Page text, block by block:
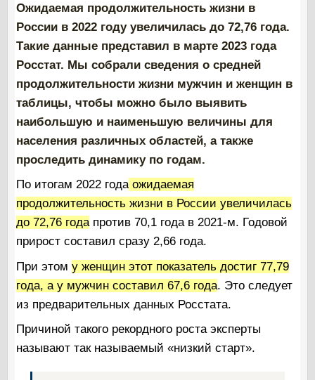
Ожидаемая продолжительность жизни в
России в 2022 году увеличилась до 72,76 года.
Такие данные представил в марте 2023 года
Росстат. Мы собрали сведения о средней
продолжительности жизни мужчин и женщин в
таблицы, чтобы можно было выявить
наибольшую и наименьшую величины для
населения различных областей, а также
проследить динамику по годам.
По итогам 2022 года ожидаемая
продолжительность жизни в России увеличилась
до 72,76 годапротив 70,1 года в 2021-м. Годовой
прирост составил сразу 2,66 года.
При этом у женщин этот показатель достиг 77,79
года, а у мужчин составил 67,6 года. Это следует
из предварительных данных Росстата.
Причиной такого рекордного роста эксперты
называют так называемый «низкий старт».